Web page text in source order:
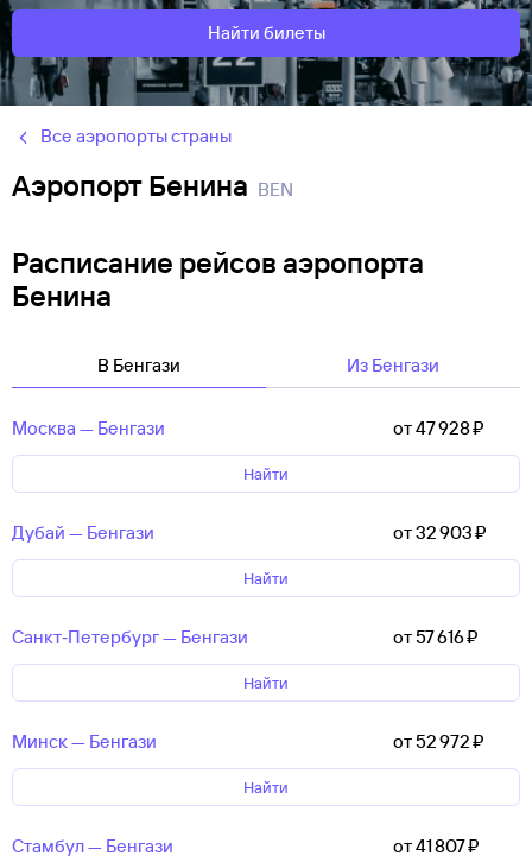
Найти билеты
Все аэропорты страны
Аэропорт Бенина BEN
Расписание рейсов аэропорта
Бенина
В Бенгази Из Бенгази
Москва — Бенгази от 47 ⁠928 ⁠₽
Найти
Дубай — Бенгази от 32 ⁠903 ⁠₽
Найти
Санкт‑Петербург — Бенгази от 57 ⁠616 ⁠₽
Найти
Минск — Бенгази от 52 ⁠972 ⁠₽
Найти
Стамбул — Бенгази от 41 ⁠807 ⁠₽